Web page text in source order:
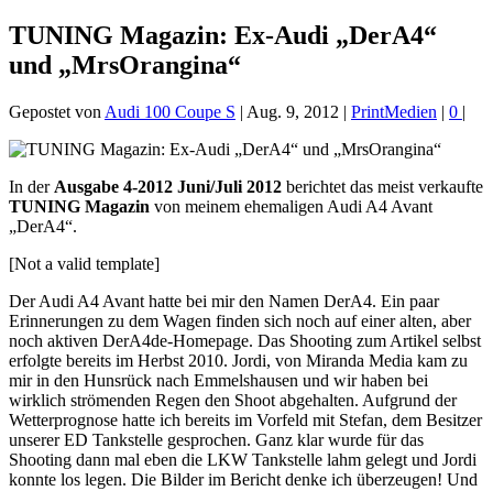
TUNING Magazin: Ex-Audi „DerA4“
und „MrsOrangina“
Gepostet von Audi 100 Coupe S | Aug. 9, 2012 | PrintMedien | 0 |
In der Ausgabe 4-2012 Juni/Juli 2012 berichtet das meist verkaufte
TUNING Magazin von meinem ehemaligen Audi A4 Avant
„DerA4“.
[Not a valid template]
Der Audi A4 Avant hatte bei mir den Namen DerA4. Ein paar
Erinnerungen zu dem Wagen finden sich noch auf einer alten, aber
noch aktiven DerA4de-Homepage. Das Shooting zum Artikel selbst
erfolgte bereits im Herbst 2010. Jordi, von Miranda Media kam zu
mir in den Hunsrück nach Emmelshausen und wir haben bei
wirklich strömenden Regen den Shoot abgehalten. Aufgrund der
Wetterprognose hatte ich bereits im Vorfeld mit Stefan, dem Besitzer
unserer ED Tankstelle gesprochen. Ganz klar wurde für das
Shooting dann mal eben die LKW Tankstelle lahm gelegt und Jordi
konnte los legen. Die Bilder im Bericht denke ich überzeugen! Und